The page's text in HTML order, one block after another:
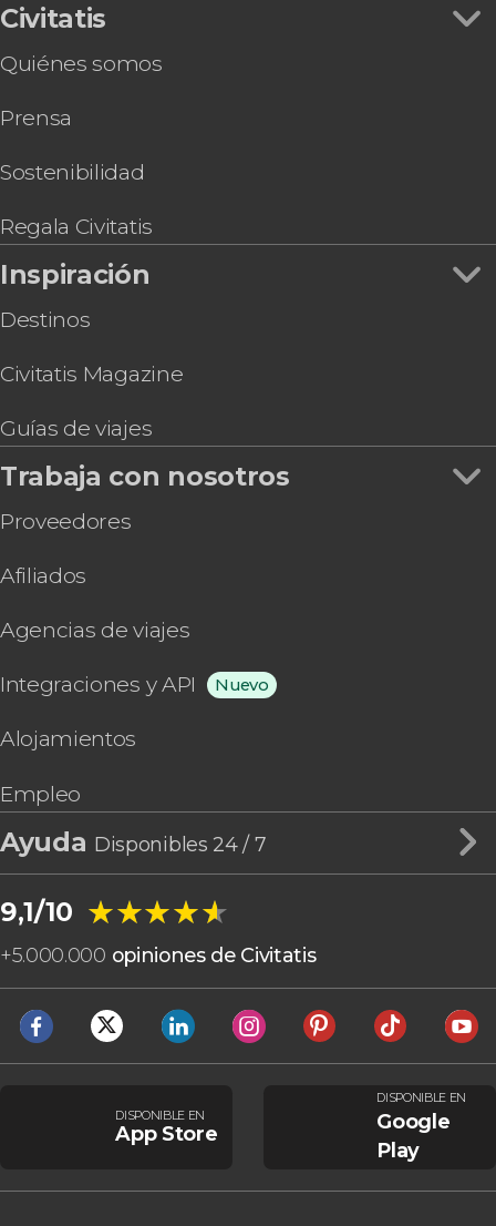
Civitatis
Quiénes somos
Prensa
Sostenibilidad
Regala Civitatis
Inspiración
Destinos
Civitatis Magazine
Guías de viajes
Trabaja con nosotros
Proveedores
Afiliados
Agencias de viajes
Integraciones y API Nuevo
Alojamientos
Empleo
Ayuda Disponibles 24 / 7
9,1/10 ★★★★★
★★★★★
+5.000.000 opiniones de Civitatis
DISPONIBLE EN
App Store
DISPONIBLE EN
Google
Play